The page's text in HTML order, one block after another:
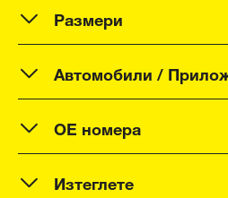
Размери
Автомобили /
OE номера
Изтеглете